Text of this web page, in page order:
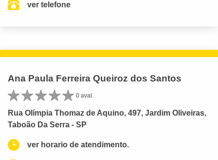
ver telefone
Ana Paula Ferreira Queiroz dos Santos
0 aval.
Rua Olímpia Thomaz de Aquino, 497, Jardim Oliveiras,
Taboão Da Serra - SP
ver horario de atendimento.